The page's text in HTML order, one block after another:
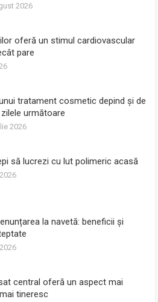
2026
oferă un stimul cardiovascular
pare
tratament cosmetic depind și de
următoare
2026
să lucrezi cu lut polimeric acasă
la navetă: beneficii și
central oferă un aspect mai
tineresc